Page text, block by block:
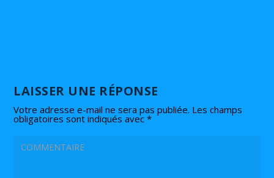
LAISSER UNE RÉPONSE
Votre adresse e-mail ne sera pas publiée. Les champs
obligatoires sont indiqués avec*